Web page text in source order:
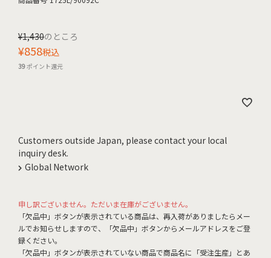
¥1,430のところ
¥858税込
39ポイント還元
Customers outside Japan, please contact your local
inquiry desk.
Global Network
申し訳ございません。ただいま在庫がございません。
「欠品中」ボタンが表示されている商品は、再入荷がありましたらメー
ルでお知らせしますので、「欠品中」ボタンからメールアドレスをご登
録ください。
「欠品中」ボタンが表示されていない商品で商品名に「受注生産」とあ